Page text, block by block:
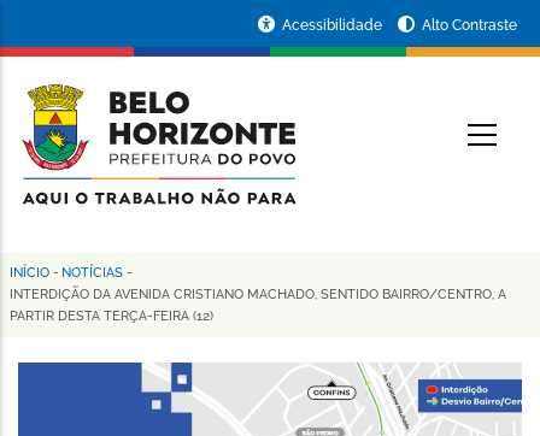
conteúdo
principal
da
Prefeitura
de
Horizonte
Acessibilidade Alto Contraste
Trilha
de
navegação
INÍCIO - NOTÍCIAS -
INTERDIÇÃO DA AVENIDA CRISTIANO MACHADO, SENTIDO BAIRRO/CENTRO, A
PARTIR DESTA TERÇA-FEIRA (12)